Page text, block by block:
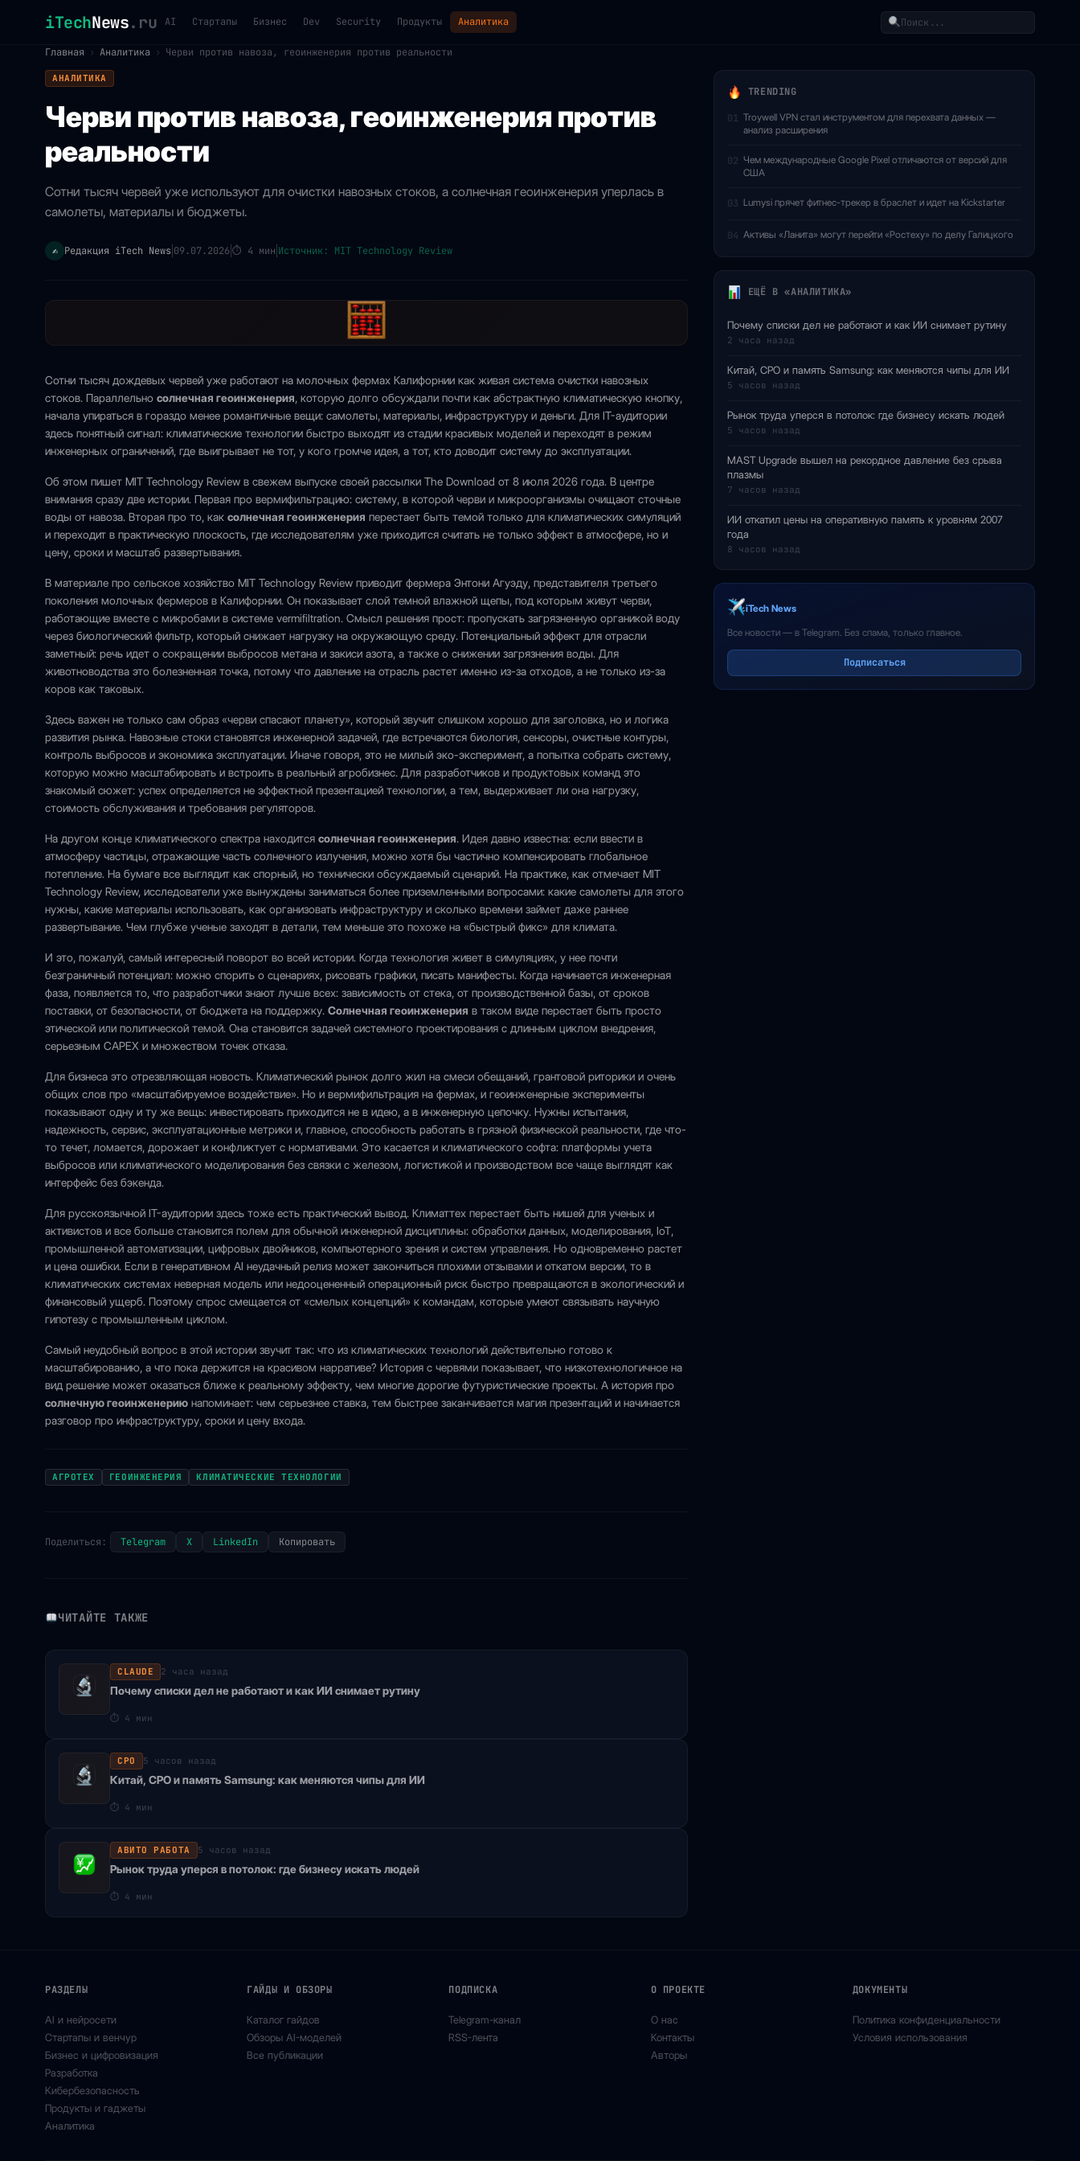
iTechNews.ru AI Стартапы Бизнес Dev Security Продукты Аналитика
Поиск
Главная
› Аналитика › Черви против навоза, геоинженерия против реальности
АНАЛИТИКА
Черви против навоза, геоинженерия против
реальности
Сотни тысяч червей уже используют для очистки навозных стоков, а солнечная геоинженерия уперлась в
самолеты, материалы и бюджеты.
✍️ Редакция iTech News 09.07.2026⏱ 4 мин Источник: MIT Technology Review
Сотни тысяч дождевых червей уже работают на молочных фермах Калифорнии как живая система очистки навозных
стоков. Параллельно солнечная геоинженерия, которую долго обсуждали почти как абстрактную климатическую кнопку,
начала упираться в гораздо менее романтичные вещи: самолеты, материалы, инфраструктуру и деньги. Для IT-аудитории
здесь понятный сигнал: климатические технологии быстро выходят из стадии красивых моделей и переходят в режим
инженерных ограничений, где выигрывает не тот, у кого громче идея, а тот, кто доводит систему до эксплуатации.
Об этом пишет MIT Technology Review в свежем выпуске своей рассылки The Download от 8 июля 2026 года. В центре
внимания сразу две истории. Первая про вермифильтрацию: систему, в которой черви и микроорганизмы очищают сточные
воды от навоза. Вторая про то, как солнечная геоинженерия перестает быть темой только для климатических симуляций
и переходит в практическую плоскость, где исследователям уже приходится считать не только эффект в атмосфере, но и
цену, сроки и масштаб развертывания.
В материале про сельское хозяйство MIT Technology Review приводит фермера Энтони Агуэду, представителя третьего
поколения молочных фермеров в Калифорнии. Он показывает слой темной влажной щепы, под которым живут черви,
работающие вместе с микробами в системе vermifiltration. Смысл решения прост: пропускать загрязненную органикой воду
через биологический фильтр, который снижает нагрузку на окружающую среду. Потенциальный эффект для отрасли
заметный: речь идет о сокращении выбросов метана и закиси азота, а также о снижении загрязнения воды. Для
животноводства это болезненная точка, потому что давление на отрасль растет именно из-за отходов, а не только из-за
коров как таковых.
Здесь важен не только сам образ «черви спасают планету», который звучит слишком хорошо для заголовка, но и логика
развития рынка. Навозные стоки становятся инженерной задачей, где встречаются биология, сенсоры, очистные контуры,
контроль выбросов и экономика эксплуатации. Иначе говоря, это не милый эко-эксперимент, а попытка собрать систему,
которую можно масштабировать и встроить в реальный агробизнес. Для разработчиков и продуктовых команд это
знакомый сюжет: успех определяется не эффектной презентацией технологии, а тем, выдерживает ли она нагрузку,
стоимость обслуживания и требования регуляторов.
На другом конце климатического спектра находится солнечная геоинженерия. Идея давно известна: если ввести в
атмосферу частицы, отражающие часть солнечного излучения, можно хотя бы частично компенсировать глобальное
потепление. На бумаге все выглядит как спорный, но технически обсуждаемый сценарий. На практике, как отмечает MIT
Technology Review, исследователи уже вынуждены заниматься более приземленными вопросами: какие самолеты для этого
нужны, какие материалы использовать, как организовать инфраструктуру и сколько времени займет даже раннее
развертывание. Чем глубже ученые заходят в детали, тем меньше это похоже на «быстрый фикс» для климата.
И это, пожалуй, самый интересный поворот во всей истории. Когда технология живет в симуляциях, у нее почти
безграничный потенциал: можно спорить о сценариях, рисовать графики, писать манифесты. Когда начинается инженерная
фаза, появляется то, что разработчики знают лучше всех: зависимость от стека, от производственной базы, от сроков
поставки, от безопасности, от бюджета на поддержку. Солнечная геоинженерия в таком виде перестает быть просто
этической или политической темой. Она становится задачей системного проектирования с длинным циклом внедрения,
серьезным CAPEX и множеством точек отказа.
Для бизнеса это отрезвляющая новость. Климатический рынок долго жил на смеси обещаний, грантовой риторики и очень
общих слов про «масштабируемое воздействие». Но и вермифильтрация на фермах, и геоинженерные эксперименты
показывают одну и ту же вещь: инвестировать приходится не в идею, а в инженерную цепочку. Нужны испытания,
надежность, сервис, эксплуатационные метрики и, главное, способность работать в грязной физической реальности, где что-
то течет, ломается, дорожает и конфликтует с нормативами. Это касается и климатического софта: платформы учета
выбросов или климатического моделирования без связки с железом, логистикой и производством все чаще выглядят как
интерфейс без бэкенда.
Для русскоязычной IT-аудитории здесь тоже есть практический вывод. Климаттех перестает быть нишей для ученых и
активистов и все больше становится полем для обычной инженерной дисциплины: обработки данных, моделирования, IoT,
промышленной автоматизации, цифровых двойников, компьютерного зрения и систем управления. Но одновременно растет
и цена ошибки. Если в генеративном AI неудачный релиз может закончиться плохими отзывами и откатом версии, то в
климатических системах неверная модель или недооцененный операционный риск быстро превращаются в экологический и
финансовый ущерб. Поэтому спрос смещается от «смелых концепций» к командам, которые умеют связывать научную
гипотезу с промышленным циклом.
Самый неудобный вопрос в этой истории звучит так: что из климатических технологий действительно готово к
масштабированию, а что пока держится на красивом нарративе? История с червями показывает, что низкотехнологичное на
вид решение может оказаться ближе к реальному эффекту, чем многие дорогие футуристические проекты. А история про
солнечную геоинженерию напоминает: чем серьезнее ставка, тем быстрее заканчивается магия презентаций и начинается
разговор про инфраструктуру, сроки и цену входа.
АГРОТЕХ ГЕОИНЖЕНЕРИЯ КЛИМАТИЧЕСКИЕ ТЕХНОЛОГИИ
Поделиться: Telegram X LinkedIn Копировать
ЧИТАЙТЕ ТАКЖЕ
CLAUDE 2 часа назад
Почему списки дел не работают и как ИИ снимает рутину
⏱ 4 мин
CPO 5 часов назад
Китай, CPO и память Samsung: как меняются чипы для ИИ
⏱ 4 мин
АВИТО РАБОТА 5 часов назад
Рынок труда уперся в потолок: где бизнесу искать людей
⏱ 4 мин
TRENDING
01 Troywell VPN стал инструментом для перехвата данных —
анализ расширения
02 Чем международные Google Pixel отличаются от версий для
США
03 Lumysi прячет фитнес-трекер в браслет и идет на Kickstarter
04 Активы «Ланита» могут перейти «Ростеху» по делу Галицкого
ЕЩЁ В «АНАЛИТИКА»
Почему списки дел не работают и как ИИ снимает рутину
2 часа назад
Китай, CPO и память Samsung: как меняются чипы для ИИ
5 часов назад
Рынок труда уперся в потолок: где бизнесу искать людей
5 часов назад
MAST Upgrade вышел на рекордное давление без срыва
плазмы
7 часов назад
ИИ откатил цены на оперативную память к уровням 2007
года
8 часов назад
iTech News
Все новости — в Telegram. Без спама, только главное.
Подписаться
РАЗДЕЛЫ
AI и нейросети
Стартапы и венчур
Бизнес и цифровизация
Разработка
Кибербезопасность
Продукты и гаджеты
Аналитика
ГАЙДЫ И ОБЗОРЫ
Каталог гайдов
Обзоры AI-моделей
Все публикации
ПОДПИСКА
Telegram-канал
RSS-лента
О ПРОЕКТЕ
О нас
Контакты
Авторы
ДОКУМЕНТЫ
Политика конфиденциальности
Условия использования